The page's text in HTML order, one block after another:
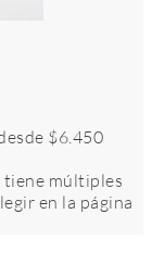
$6.450
múltiples
en la página